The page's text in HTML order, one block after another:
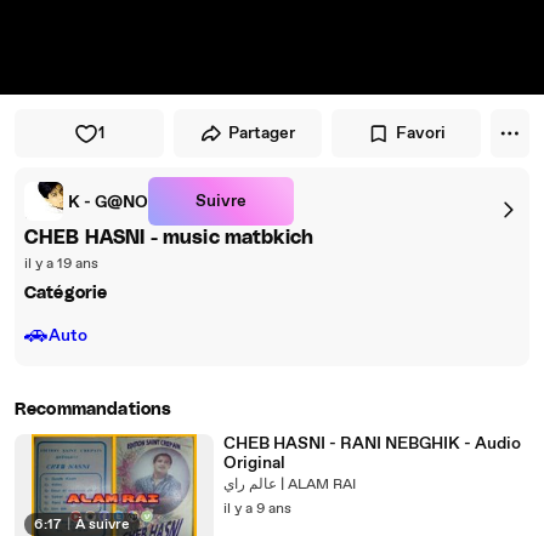
1 Partager Favori
K - G@NO Suivre
CHEB HASNI - music matbkich
il y a 19 ans
Catégorie
🚗Auto
Recommandations
6:17 | À suivre
CHEB HASNI - RANI NEBGHIK - Audio
Original
عالم راي | ALAM RAI
il y a 9 ans